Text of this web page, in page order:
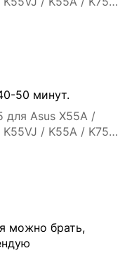
/ K45 -
50 минут.
Asus X55A /
/ K55A / K75VJ
/ K45 -
можно брать,